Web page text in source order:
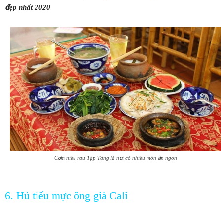
đẹp nhất 2020
Cơm niêu rau Tập Tàng là nơi có nhiều món ăn ngon
6. Hủ tiếu mực ông già Cali